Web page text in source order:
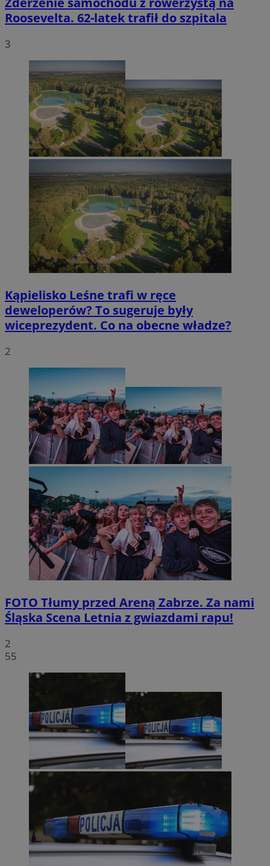
Roosevelta. 62-latek trafił do szpitala
3
Kąpielisko Leśne trafi w ręce
deweloperów? To sugeruje były
wiceprezydent. Co na obecne władze?
2
FOTO Tłumy przed Areną Zabrze. Za nami
Śląska Scena Letnia z gwiazdami rapu!
2
55